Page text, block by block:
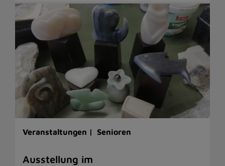
Veranstaltungen | Senioren
Ausstellung im